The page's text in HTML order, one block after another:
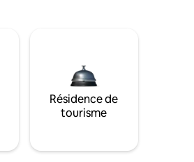
Résidence de
tourisme